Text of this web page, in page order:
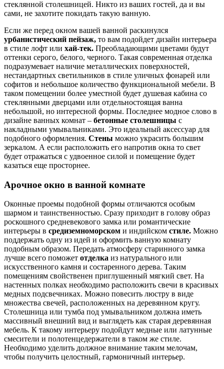
стеклянной столешницей. Никто из ваших гостей, да и вы
сами, не захотите покидать такую ванную.
Если же перед окном вашей ванной раскинулся
урбанистический пейзаж, то вам подойдет дизайн интерьера
в стиле лофт или хай-тек. Преобладающими цветами будут
оттенки серого, белого, черного. Такая современная отделка
подразумевает наличие металлических поверхностей,
нестандартных светильников в стиле уличных фонарей или
софитов и небольшое количество функциональной мебели. В
таком помещении более уместной будет душевая кабина со
стеклянными дверцами или отдельностоящая ванна
небольшой, но интересной формы. Последнее модное слово в
дизайне ванных комнат – бетонные столешницы с
накладными умывальниками. Это идеальный аксессуар для
подобного оформления. Стены можно украсить большим
зеркалом. А если расположить его напротив окна то свет
будет отражаться с удвоенное силой и помещение будет
казаться еще просторнее.
Арочное окно в ванной комнате
Оконные проемы подобной формы отличаются особым
шармом и таинственностью. Сразу приходит в голову образ
роскошного средневекового замка или романтические
интерьеры в средиземноморском и индийском стиле. Можно
поддержать одну из идей и оформить ванную комнату
подобным образом. Передать атмосферу старинного замка
лучше всего поможет отделка из натурального или
искусственного камня и состаренного дерева. Таким
помещениям свойственен приглушенный мягкий свет. На
настенных полках необходимо расположить свечи в красивых
медных подсвечниках. Можно повесить люстру в виде
множества свечей, расположенных на деревянном кругу.
Столешница или тумба под умывальником должна иметь
массивный внешний вид и выглядеть как старая деревянная
мебель. К такому интерьеру подойдут медные или латунные
смесители и полотенцедержатели в таком же стиле.
Необходимо уделить должное внимание таким мелочам,
чтобы получить целостный, гармоничный интерьер.